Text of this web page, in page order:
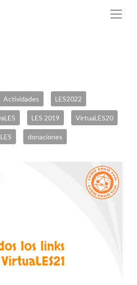
Actividades LES2022
LES 2019 VirtuaLES20
donaciones